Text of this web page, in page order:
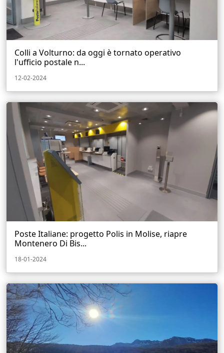
Colli a Volturno: da oggi è tornato operativo
l'ufficio postale n...
12-02-2024
Poste Italiane: progetto Polis in Molise, riapre
Montenero Di Bis...
18-01-2024